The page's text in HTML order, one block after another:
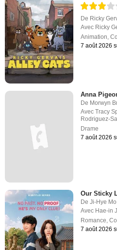
De Ricky
Avec Ricky
Animation,
7 août 2026
Anna
De Morwyn
AvecTracy
Rodriguez-
Drame
7 août 2026
Our Sticky
DeJi-Hye Mo
Avec Hae-in
Romance ,
7 août 2026